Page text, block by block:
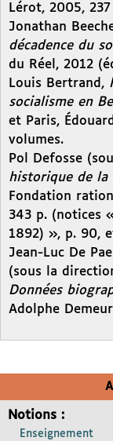
Lérot, 2005,
Jonathan
décadence du
du Réel, 2012
Louis Bertrand,
socialisme en
et Paris,
volumes.
Pol Defosse
historique de la
Fondation
343 p. (notices
1892) », p. 90,
Jean-Luc De
(sous la
Données
Adolphe
Notions :
Enseignement